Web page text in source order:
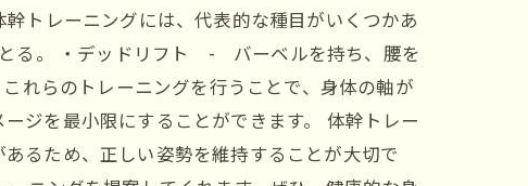
トレーニングには、代表的な種目がいくつかあ
る。 ・デッドリフト - バーベルを持ち、腰を
らのトレーニングを行うことで、身体の軸が
ジを最小限にすることができます。 体幹トレー
るため、正しい姿勢を維持することが大切で